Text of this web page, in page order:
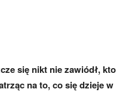
się nikt nie zawiódł, kto
na to, co się dzieje w